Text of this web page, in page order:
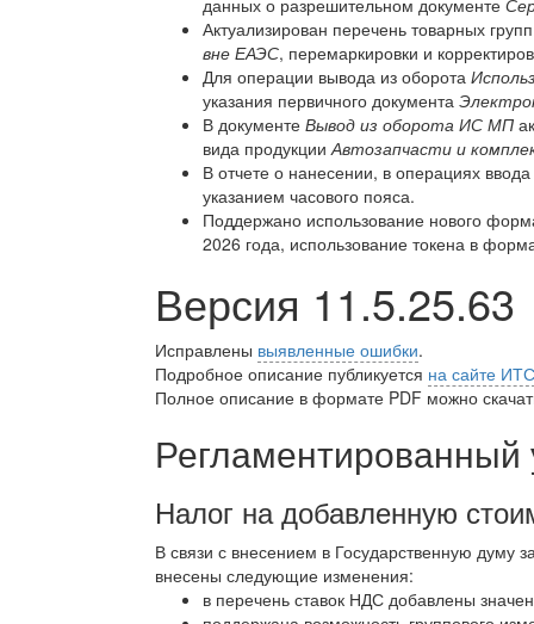
данных о разрешительном документе
Актуализирован перечень товарных
вне ЕАЭС, перемаркировки и
Для операции вывода из оборота
указания первичного документа
В документе Вывод из оборота ИС МП
вида продукцииАвтозапчасти и
В отчете о нанесении, в операциях
указанием часового пояса.
Поддержано использование нового
2026 года, использование токена в
Версия 11.5.25.63
Исправлены выявленные ошибки.
Подробное описание публикуется на сайте ИТС
Полное описание в формате PDF можно
Регламентированный
Налог на добавленную
В связи с внесением в Государственную думу
внесены следующие изменения:
в перечень ставок НДС добавлены